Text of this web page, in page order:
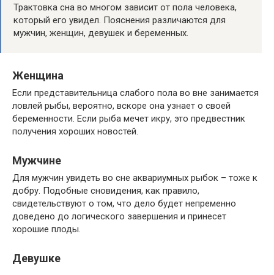
Трактовка сна во многом зависит от пола человека,
который его увидел. Пояснения различаются для
мужчин, женщин, девушек и беременных.
Женщина
Если представительница слабого пола во вне занимается
ловлей рыбы, вероятно, вскоре она узнает о своей
беременности. Если рыба мечет икру, это предвестник
получения хороших новостей.
Мужчине
Для мужчин увидеть во сне аквариумных рыбок – тоже к
добру. Подобные сновидения, как правило,
свидетельствуют о том, что дело будет непременно
доведено до логического завершения и принесет
хорошие плоды.
Девушке